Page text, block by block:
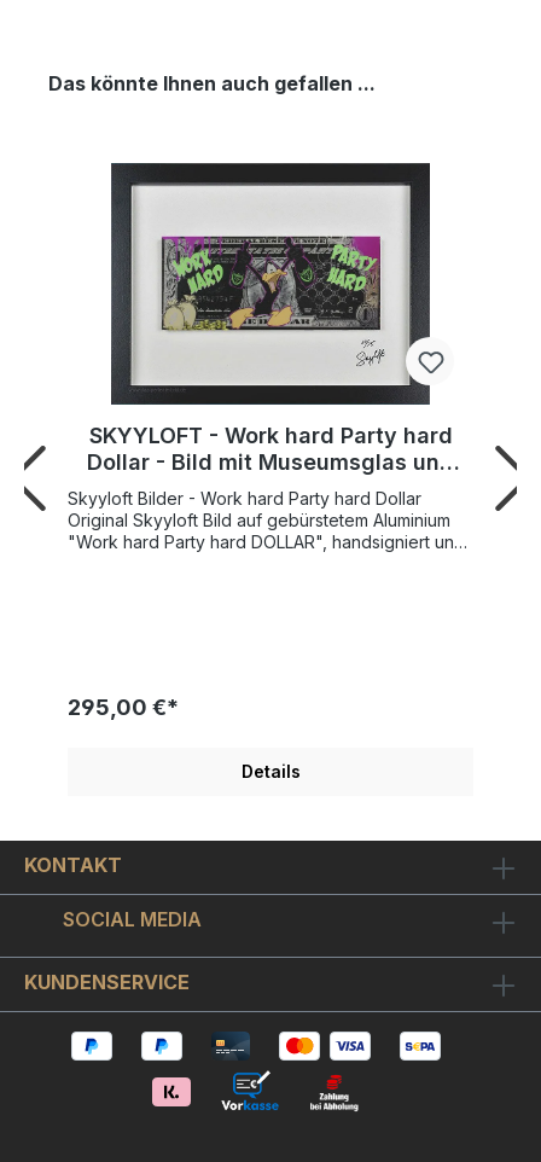
Das könnte Ihnen auch gefallen ...
SKYYLOFT - Work hard Party hard
Dollar - Bild mit Museumsglas und
Bilderrahmen
Skyyloft Bilder - Work hard Party hard Dollar
Original Skyyloft Bild auf gebürstetem Aluminium
"Work hard Party hard DOLLAR", handsigniert und
Museumsglas enthalten. Ein original Skyyloft
arbeitet, der darf sich auch nach erledigter Arbeit
etwas gönnen: "Work hard Party hard!"Der
Kontrast zwischen chromglänzenden
unbedruckten Bildstellen und dem ansonsten
metallisch matt seidenglänzenden Bildmotiv.Der
mattschwarze Objekt-Bilderrahmen nimmt das Bild
schwebend montiert auf, so dass sich ein schöner
3D-Effekt ergibt.Wir haben hochwertiges
Museumsglas verwendet. Das ist ein - wie
interferenzoptisch entspiegelt, wodurch die
Bildfarben in ihrer vollen Leuchtkraft zur Geltung
kommen. Auch der metallische 3D-Effekt von
"Party Dollar" kommt so viel besser zur Wirkung.
295,00 €*
Details
KONTAKT
SOCIAL MEDIA
KUNDENSERVICE